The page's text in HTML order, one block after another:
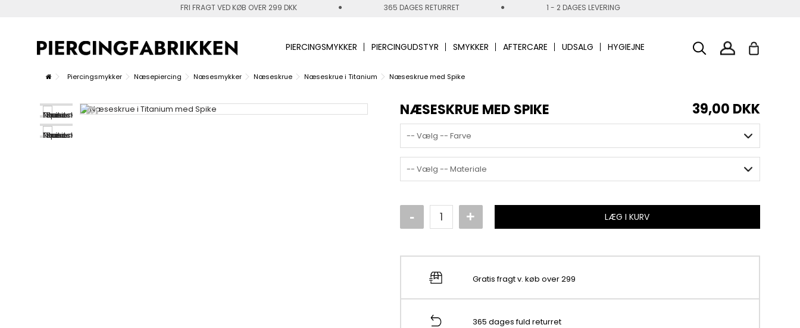
FRI FRAGT VED KØB OVER 299 DKK 365 DAGES RETURRET 1 - 2 DAGES LEVERING
PIERCINGSMYKKER PIERCINGUDSTYR SMYKKER AFTERCARE UDSALG HYGIEJNE
Piercingsmykker Næsepiercing Næsesmykker Næseskrue Næseskrue i Titanium Næseskrue med Spike
NÆSESKRUE MED SPIKE 39,00 DKK
-- Vælg -- Farve
-- Vælg -- Materiale
LÆG I KURV
Gratis fragt v. køb over 299
365 dages fuld returret